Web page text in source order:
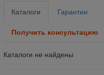
Каталоги Гарантии
Получить консультацию
Каталоги не найдены